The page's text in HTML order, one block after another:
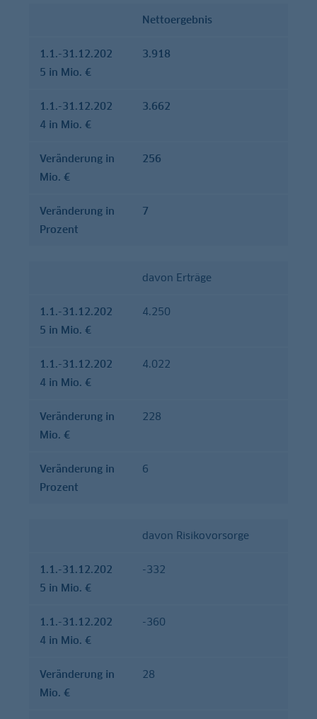
Nettoergebnis
1.1.-31.12.202
5 in Mio. €
3.918
1.1.-31.12.202
4 in Mio. €
3.662
Verände­rung in
Mio. €
256
Verände­rung in
Prozent
7
davon Erträge
1.1.-31.12.202
5 in Mio. €
4.250
1.1.-31.12.202
4 in Mio. €
4.022
Verände­rung in
Mio. €
228
Verände­rung in
Prozent
6
davon Risikovorsorge
1.1.-31.12.202
5 in Mio. €
-332
1.1.-31.12.202
4 in Mio. €
-360
Verände­rung in
Mio. €
28